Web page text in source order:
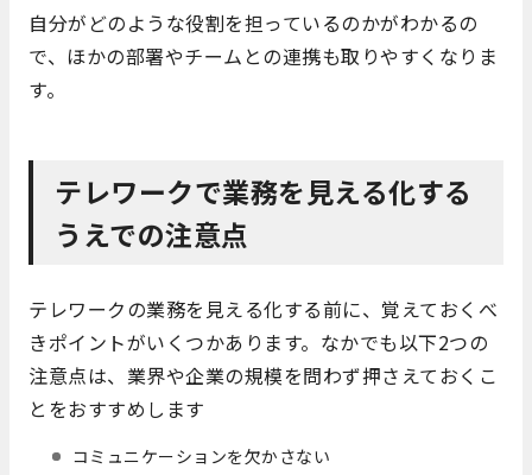
自分がどのような役割を担っているのかがわかるの
で、ほかの部署やチームとの連携も取りやすくなりま
す。
テレワークで業務を見える化する
うえでの注意点
テレワークの業務を見える化する前に、覚えておくべ
きポイントがいくつかあります。なかでも以下2つの
注意点は、業界や企業の規模を問わず押さえておくこ
とをおすすめします
コミュニケーションを欠かさない